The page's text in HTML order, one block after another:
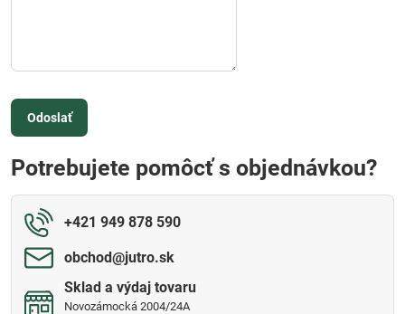
Odoslať
Potrebujete pomôcť s objednávkou?
+421 949 878 590
obchod​@jutro​.sk
Sklad a výdaj tovaru
Novozámocká 2004/24A